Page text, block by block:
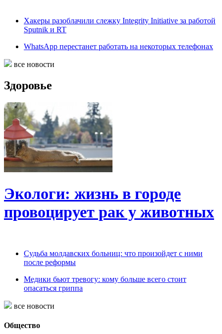
Хакеры разоблачили слежку Integrity Initiative за работой
Sputnik и RT
WhatsApp перестанет работать на некоторых телефонах
все новости
Здоровье
Экологи: жизнь в городе
провоцирует рак у животных
Судьба молдавских больниц: что произойдет с ними
после реформы
Медики бьют тревогу: кому больше всего стоит
опасаться гриппа
все новости
Общество